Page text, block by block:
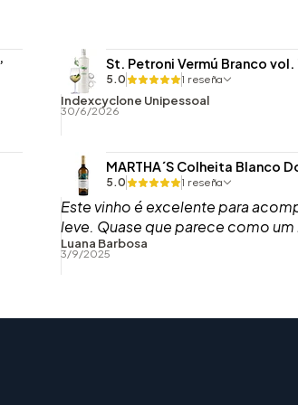
St. Petroni Vermú Branco vol.
5.0 1 reseña
Indexcyclone Unipessoal
30/6/2026
MARTHA´S Colheita Blanco
5.0 1 reseña
Este vinho é excelente para
leve. Quase que parece como
Luana Barbosa
3/9/2025